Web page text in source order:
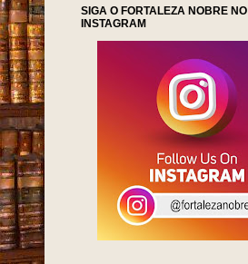
SIGA O FORTALEZA NOBRE NO
INSTAGRAM